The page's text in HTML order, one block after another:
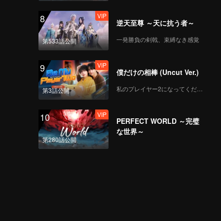
8
第533話公開
VIP
逆天至尊 ～天に抗う者～
一発勝負の剣戟、束縛なき感覚
9
第3話公開
VIP
僕だけの相棒 (Uncut Ver.)
私のプレイヤー2になってください
10
第280話公開
VIP
PERFECT WORLD ～完璧
な世界～